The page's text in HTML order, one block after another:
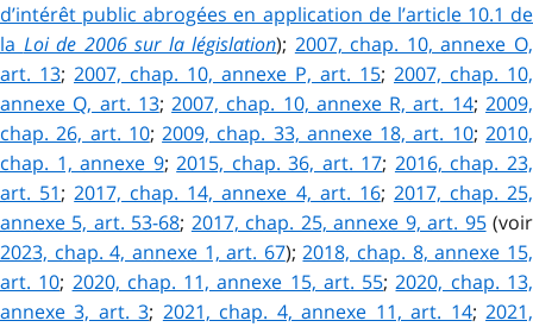
d’intérêt public abrogées en application de l’article 10.1 de
la Loi de 2006 sur la législation); 2007, chap. 10, annexe O,
art. 13; 2007, chap. 10, annexe P, art. 15; 2007, chap. 10,
annexe Q, art. 13;2007, chap. 10, annexe R, art. 14;2009,
chap. 26, art. 10;2009, chap. 33, annexe 18, art. 10;2010,
chap. 1, annexe 9;2015, chap. 36, art. 17; 2016, chap. 23,
art. 51;2017, chap. 14, annexe 4, art. 16; 2017, chap. 25,
annexe 5, art. 53-68; 2017, chap. 25, annexe 9, art. 95 (voir
2023, chap. 4, annexe 1, art. 67); 2018, chap. 8, annexe 15,
art. 10; 2020, chap. 11, annexe 15, art. 55;2020, chap. 13,
annexe 3, art. 3; 2021, chap. 4, annexe 11, art. 14;2021,